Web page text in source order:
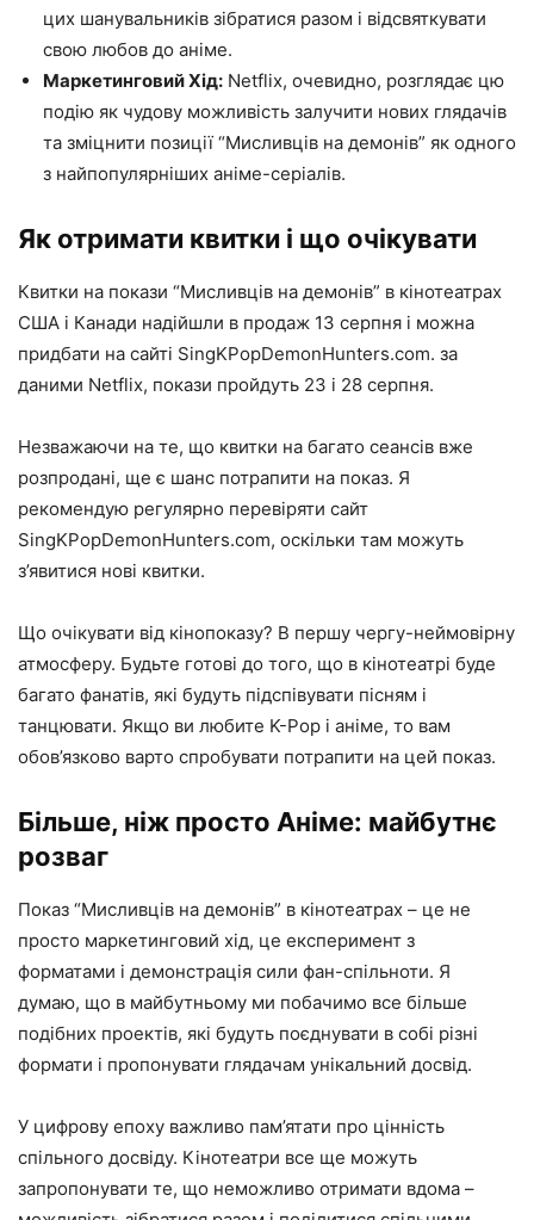
цих шанувальників зібратися разом і відсвяткувати
свою любов до аніме.
Маркетинговий Хід: Netflix, очевидно, розглядає цю
подію як чудову можливість залучити нових глядачів
та зміцнити позиції “Мисливців на демонів” як одного
з найпопулярніших аніме-серіалів.
Як отримати квитки і що очікувати
Квитки на покази “Мисливців на демонів” в кінотеатрах
США і Канади надійшли в продаж 13 серпня і можна
придбати на сайті SingKPopDemonHunters.com. за
даними Netflix, покази пройдуть 23 і 28 серпня.
Незважаючи на те, що квитки на багато сеансів вже
розпродані, ще є шанс потрапити на показ. Я
рекомендую регулярно перевіряти сайт
SingKPopDemonHunters.com, оскільки там можуть
з’явитися нові квитки.
Що очікувати від кінопоказу? В першу чергу-неймовірну
атмосферу. Будьте готові до того, що в кінотеатрі буде
багато фанатів, які будуть підспівувати пісням і
танцювати. Якщо ви любите K-Pop і аніме, то вам
обов’язково варто спробувати потрапити на цей показ.
Більше, ніж просто Аніме: майбутнє
розваг
Показ “Мисливців на демонів” в кінотеатрах – це не
просто маркетинговий хід, це експеримент з
форматами і демонстрація сили фан-спільноти. Я
думаю, що в майбутньому ми побачимо все більше
подібних проектів, які будуть поєднувати в собі різні
формати і пропонувати глядачам унікальний досвід.
У цифрову епоху важливо пам’ятати про цінність
спільного досвіду. Кінотеатри все ще можуть
запропонувати те, що неможливо отримати вдома –